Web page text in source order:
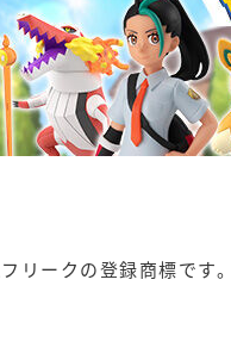
リークの登録商標です